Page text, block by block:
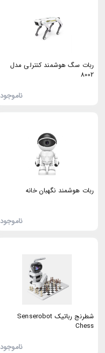
ربات سگ هوشمند کنترلی مدل
8002
ناموجود
ربات هوشمند نگهبان خانه
ناموجود
شطرنج رباتیک Senserobot
Chess
ناموجود